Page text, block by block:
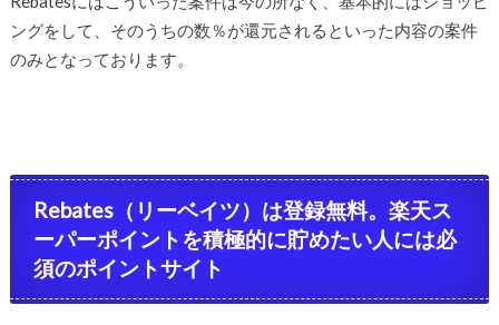
ングをして、そのうちの数％が還元されるといった内容の案件
のみとなっております。
Rebates（リーベイツ）は登録無料。楽天ス
ーパーポイントを積極的に貯めたい人には必
須のポイントサイト